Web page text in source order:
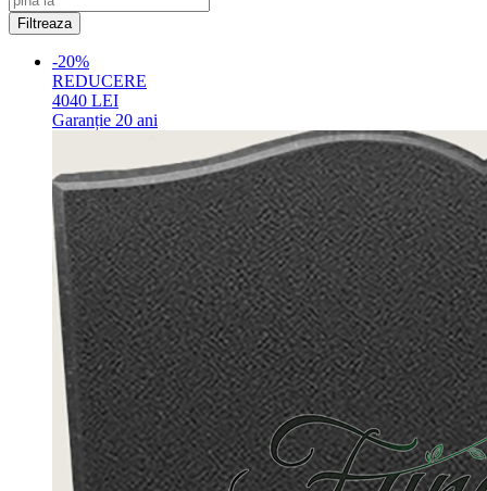
-20%
REDUCERE
4040 LEI
Garanție 20 ani